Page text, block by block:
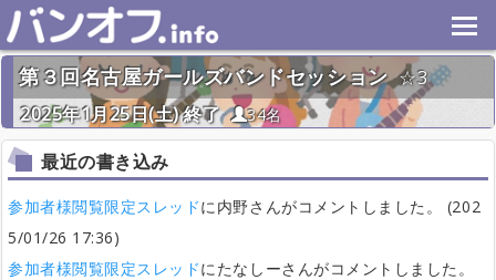
第３回名古屋ガールズバンドセッション
3
2025年1月25日(土) 終了
34名
最近の書き込み
参加者様閲覧限定スレッドに内野さんがコメントしました。 (202
5/01/26 17:36)
参加者様閲覧限定スレッドにたなしーさんがコメントしました。